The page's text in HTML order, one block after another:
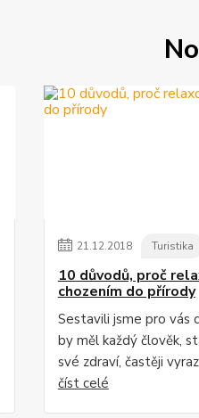
21.12.2018 Turistika
10 důvodů, proč
chozením do přírody
Sestavili jsme pro vás
by měl každý člověk,
své zdraví, častěji
číst celé